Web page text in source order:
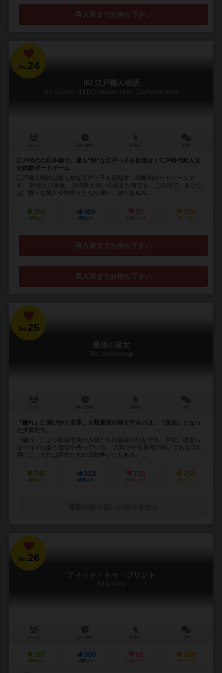
再入荷までお待ち下さい
No.24
IKI 江戸職人物語
IKI: A Game of EDO Artisans / Edo Craftsman Story
江戸時代の日本橋で、最も"粋"な江戸っ子を目指せ！江戸時代町人文
化体験ボードゲーム
江戸職人物語は最も粋な江戸っ子を目指す、戦略的ボードゲームで
す。 舞台は日本橋、当時最も商いの栄えた街です。この街で、あなた
は、様々な職人や物売りたちを雇い、彼らを成長...
355
興味あり
405
経験あり
92
お気に入り
324
持ってる
再入荷までお待ち下さい
再入荷までお待ち下さい
No.25
最後の巫女
The last Kannagi
『穢れ』に滅びゆく世界。人類最後の地を守るのは、『巫女』となっ
た少女たち。
『穢れ』により絶滅寸前の人間たちの最後の地を守る、巫女。彼女ら
はそれぞれ違う信仰を持っている。 人類を守る最後の戦いであるのと
同時に、それは巫女たちの派閥争いでもある。 ...
240
興味あり
323
経験あり
119
お気に入り
259
持ってる
No.26
フィット・トゥ・プリント
Fit to Print
107
興味あり
300
経験あり
68
お気に入り
169
持ってる